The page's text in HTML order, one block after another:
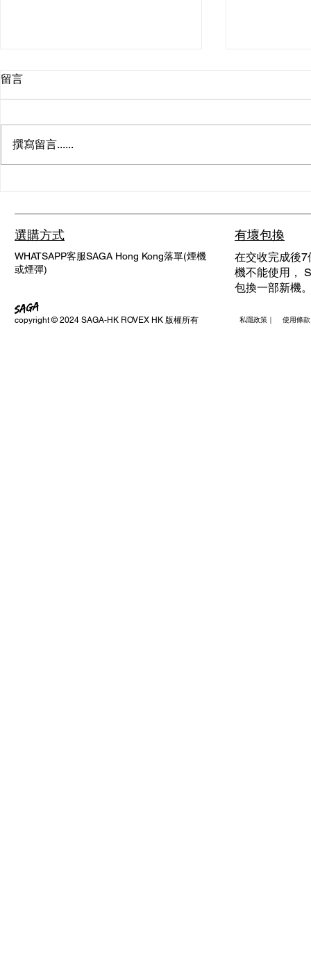
留言
撰寫留言......
選購方式
WHATSAPP客服SAGA Hong Kong落單(煙機
或煙彈)
有壞包換
在交收完成後
機不能使用，
包換一部新機
copyright © 2024 SAGA-HK ROVEX HK 版權所有 私隱政策｜ 使用條